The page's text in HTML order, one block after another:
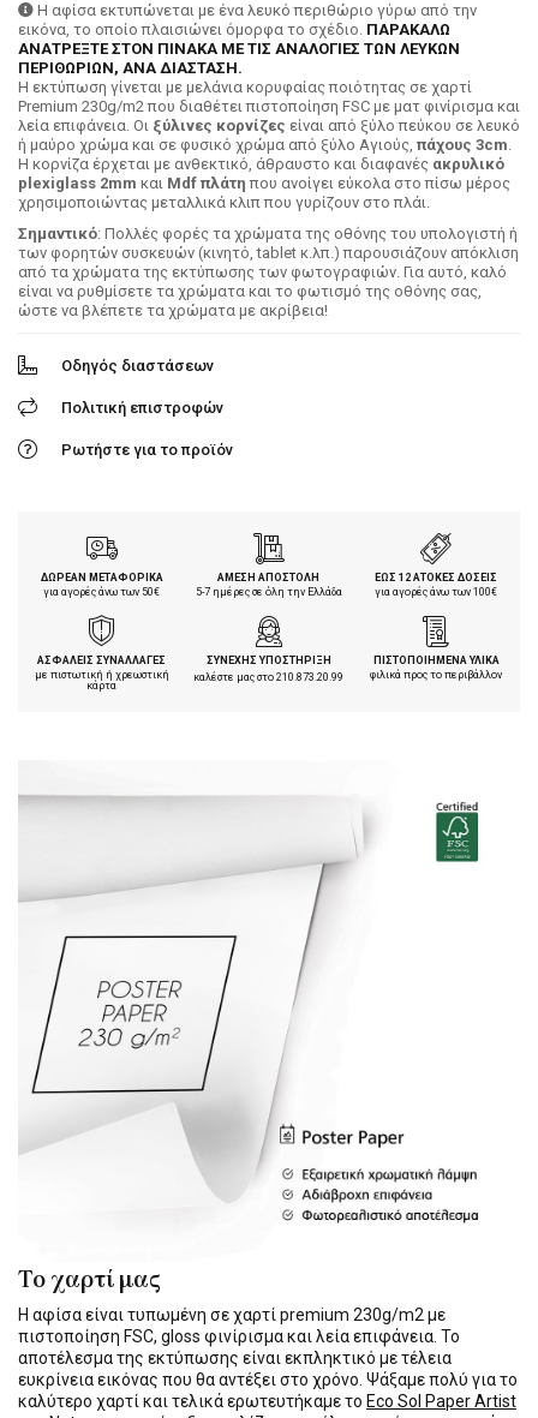
Η αφίσα εκτυπώνεται με ένα λευκό περιθώριο γύρω από την
εικόνα, το οποίο πλαισιώνει όμορφα το σχέδιο. ΠΑΡΑΚΑΛΩ
ΑΝΑΤΡΕΞΤΕ ΣΤΟΝ ΠΙΝΑΚΑ ΜΕ ΤΙΣ ΑΝΑΛΟΓΙΕΣ ΤΩΝ ΛΕΥΚΩΝ
ΠΕΡΙΘΩΡΙΩΝ, ΑΝΑ ΔΙΑΣΤΑΣΗ.
H εκτύπωση γίνεται με μελάνια κορυφαίας ποιότητας σε χαρτί
Premium 230g/m2 που διαθέτει πιστοποίηση FSC με ματ φινίρισμα και
λεία επιφάνεια. Οι ξύλινες κορνίζες είναι από ξύλο πεύκου σε λευκό
ή μαύρο χρώμα και σε φυσικό χρώμα από ξύλο Αγιούς, πάχους 3cm.
Η κορνίζα έρχεται με ανθεκτικό, άθραυστο και διαφανές ακρυλικό
plexiglass 2mm και Mdf πλάτη που ανοίγει εύκολα στο πίσω μέρος
χρησιμοποιώντας μεταλλικά κλιπ που γυρίζουν στο πλάι.
Σημαντικό: Πολλές φορές τα χρώματα της οθόνης του υπολογιστή ή
των φορητών συσκευών (κινητό, tablet κ.λπ.) παρουσιάζουν απόκλιση
από τα χρώματα της εκτύπωσης των φωτογραφιών. Για αυτό, καλό
είναι να ρυθμίσετε τα χρώματα και το φωτισμό της οθόνης σας,
ώστε να βλέπετε τα χρώματα με ακρίβεια!
Οδηγός διαστάσεων
Πολιτική επιστροφών
Ρωτήστε για το προϊόν
ΔΩΡΕΑΝ ΜΕΤΑΦΟΡΙΚΑ
για αγορές άνω των 50€
ΑΜΕΣΗ ΑΠΟΣΤΟΛΗ
5-7 ημέρες σε όλη την Ελλάδα
ΕΩΣ 12 ΑΤΟΚΕΣ ΔΟΣΕΙΣ
για αγορές άνω των 100€
ΑΣΦΑΛΕΙΣ ΣΥΝΑΛΛΑΓΕΣ
με πιστωτική ή χρεωστική
κάρτα
ΣΥΝΕΧΗΣ ΥΠΟΣΤΗΡΙΞΗ
καλέστε μας στο210.873.20.99
ΠΙΣΤΟΠΟΙΗΜΕΝΑ ΥΛΙΚΑ
φιλικά προς το περιβάλλον
Το χαρτί μας
Η αφίσα είναι τυπωμένη σε χαρτί premium 230g/m2 με
πιστοποίηση FSC, gloss φινίρισμα και λεία επιφάνεια. Το
αποτέλεσμα της εκτύπωσης είναι εκπληκτικό με τέλεια
ευκρίνεια εικόνας που θα αντέξει στο χρόνο. Ψάξαμε πολύ για το
καλύτερο χαρτί και τελικά ερωτευτήκαμε το Eco Sol Paper Artist